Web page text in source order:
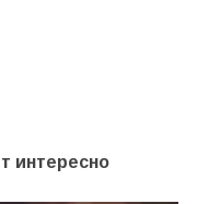
интересно